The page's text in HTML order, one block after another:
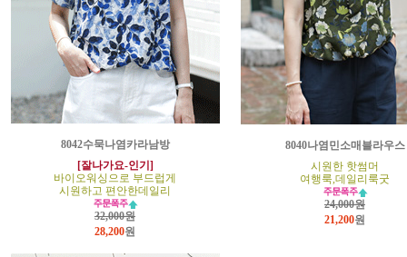
8042수묵나염카라남방
[잘나가요-인기]
바이오워싱으로 부드럽게
시원하고 편안한데일리
32,000원
28,200원
8040나염민소매블라우스
시원한 핫썸머
여행룩,데일리룩굿
24,000원
21,200원